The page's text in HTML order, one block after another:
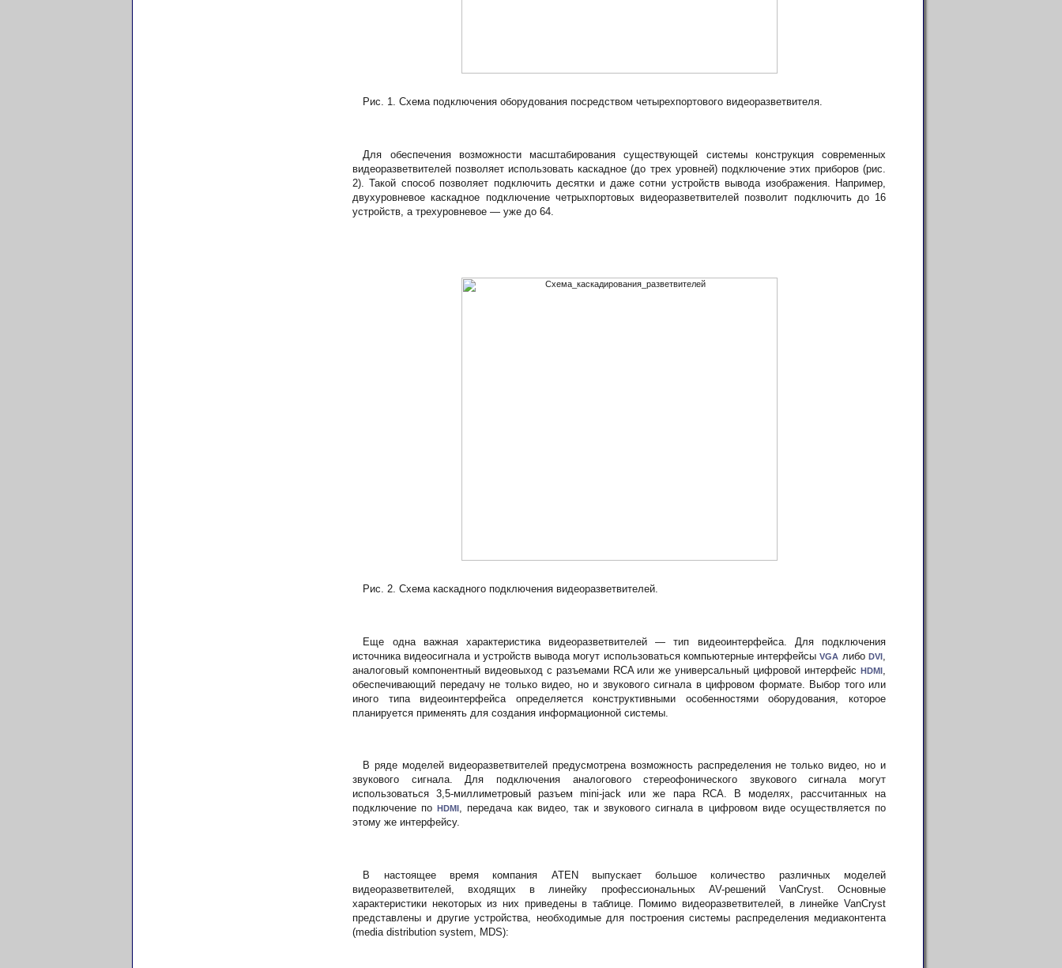
Рис. 1. Схема подключения оборудования посредством четырехпортового видеоразветвителя.
Для обеспечения возможности масштабирования существующей системы конструкция современных
видеоразветвителей позволяет использовать каскадное (до трех уровней) подключение этих приборов (рис.
2). Такой способ позволяет подключить десятки и даже сотни устройств вывода изображения. Например,
двухуровневое каскадное подключение четрыхпортовых видеоразветвителей позволит подключить до 16
устройств, а трехуровневое — уже до 64.
Рис. 2. Схема каскадного подключения видеоразветвителей.
Еще одна важная характеристика видеоразветвителей — тип видеоинтерфейса. Для подключения
источника видеосигнала и устройств вывода могут использоваться компьютерные интерфейсыVGA либоDVI
аналоговый компонентный видеовыход с разъемами RCA или же универсальный цифровой интерфейс HDMI
обеспечивающий передачу не только видео, но и звукового сигнала в цифровом формате. Выбор того или
иного типа видеоинтерфейса определяется конструктивными особенностями оборудования, которое
планируется применять для создания информационной системы.
В ряде моделей видеоразветвителей предусмотрена возможность распределения не только видео, но и
звукового сигнала. Для подключения аналогового стереофонического звукового сигнала могут
использоваться 3,5-миллиметровый разъем mini-jack или же пара RCA. В моделях, рассчитанных на
подключение поHDMI , передача как видео­, так и звукового сигнала в цифровом виде осуществляется по
этому же интерфейсу.
В настоящее время компания ATEN выпускает большое количество различных моделей
видеоразветвителей, входящих в линейку профессиональных AV-решений VanCryst. Основные
характеристики некоторых из них приведены в таблице. Помимо видеоразветвителей, в линейке VanCryst
представлены и другие устройства, необходимые для построения системы распределения медиаконтента
(media distribution system, MDS):